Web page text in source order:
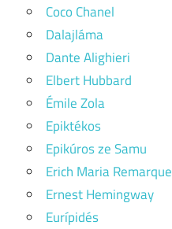
Coco Chanel
Dalajláma
Dante Alighieri
Elbert Hubbard
Émile Zola
Epiktékos
Epikúros ze Samu
Erich Maria Remarque
Ernest Hemingway
Eurípidés